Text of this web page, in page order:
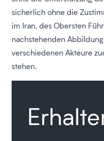
sicherlich ohne die
im Iran, des Obersten
nachstehenden
verschiedenen Akteure
stehen.